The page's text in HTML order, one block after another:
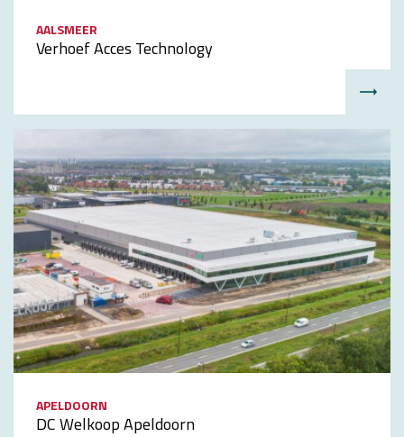
AALSMEER
Verhoef Acces Technology
APELDOORN
DC Welkoop Apeldoorn